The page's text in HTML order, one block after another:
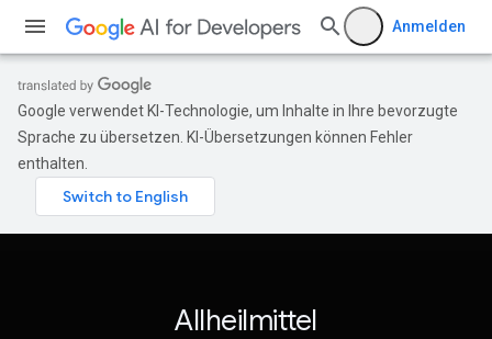
Anmelden
Google verwendet KI-Technologie, um Inhalte in Ihre bevorzugte
Sprache zu übersetzen. KI-Übersetzungen können Fehler
enthalten.
Allheilmittel